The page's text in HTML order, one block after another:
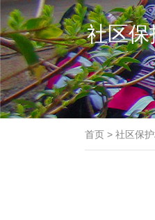
社区保
首页 > 社区保